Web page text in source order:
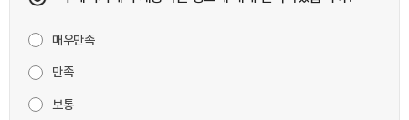
매우만족
만족
보통